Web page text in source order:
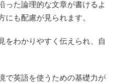
った論理的な文章が書けるよ
にも配慮が見られます。
をわかりやすく伝えられ、自
で英語を使うための基礎力が